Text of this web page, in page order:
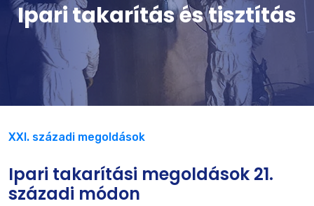
Ipari takarítás és tisztítás
XXI. századi megoldások
Ipari takarítási megoldások 21.
századi módon